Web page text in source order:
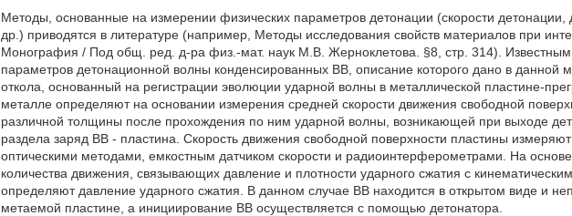
Методы, основанные на измерении физических параметров детонации (скорости
др.) приводятся в литературе (например, Методы исследования свойств материалов при
Монография / Под общ. ред. д-ра физ.-мат. наук М.В. Жерноклетова. §8, стр. 314).
параметров детонационной волны конденсированных ВВ, описание которого дано в данной
откола, основанный на регистрации эволюции ударной волны в металлической пластине-
металле определяют на основании измерения средней скорости движения свободной
различной толщины после прохождения по ним ударной волны, возникающей при выходе
раздела заряд ВВ - пластина. Скорость движения свободной поверхности пластины измеряют
оптическими методами, емкостным датчиком скорости и радиоинтерферометрами. На
количества движения, связывающих давление и плотности ударного сжатия с
определяют давление ударного сжатия. В данном случае ВВ находится в открытом виде и
метаемой пластине, а инициирование ВВ осуществляется с помощью детонатора.